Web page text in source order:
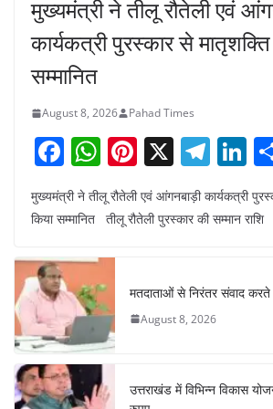
मुख्यमंत्री ने तीलू रौतेली एवं
कार्यकत्री पुरस्कार से
सम्मानित
August 8, 2026 Pahad Times
F
a
c
b
o
o
k
W
h
at
A
p
p
Pi
nt
er
X T
el
e
m
Li
n
k
n
मुख्यमंत्री ने तीलू रौतेली एवं आंगनबाड़ी कार्यकत्री
किया सम्मानित तीलू रौतेली पुरस्कार की सम्मान राशि
मतदाताओं से निरंतर संवाद
August 8, 2026
उत्तराखंड में विभिन्न विकास